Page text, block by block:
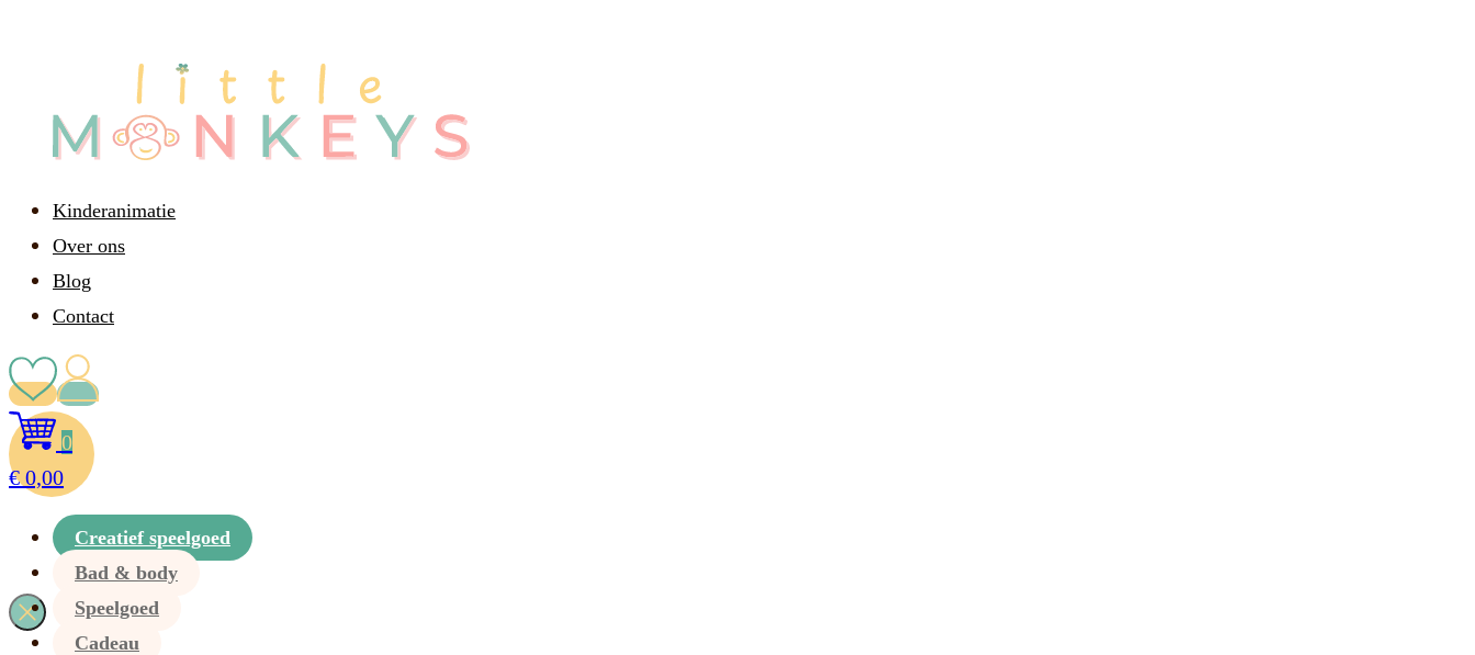
Kinderanimatie
Over ons
Blog
Contact
0
€0,00
Creatief speelgoed
Bad & body
Speelgoed
Cadeau